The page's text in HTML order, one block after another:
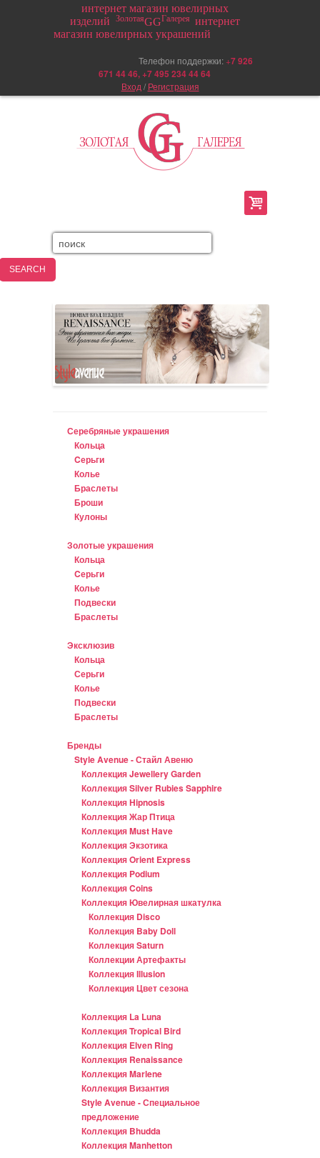
интернет магазин ювелирных
изделий
ЗолотаяGGГалерея интернет
магазин ювелирных украшений
Телефон поддержки: +7 926
671 44 46, +7 495 234 44 64
Вход / Регистрация
Серебряные украшения
Кольца
Cерьги
Колье
Браслеты
Броши
Кулоны
Золотые украшения
Кольца
Cерьги
Колье
Подвески
Браслеты
Эксклюзив
Кольца
Серьги
Колье
Подвески
Браслеты
Бренды
Style Avenue - Стайл Авеню
Коллекция Jewellery Garden
Коллекция Silver Rubies Sapphire
Коллекция Hipnosis
Коллекция Жар Птица
Коллекция Must Have
Коллекция Экзотика
Коллекция Orient Express
Коллекция Podium
Коллекция Coins
Коллекция Ювелирная шкатулка
Коллекция Disco
Коллекция Baby Doll
Коллекция Saturn
Коллекции Артефакты
Коллекция Illusion
Коллекция Цвет сезона
Коллекция La Luna
Коллекция Tropical Bird
Коллекция Elven Ring
Коллекция Renaissance
Коллекция Marlene
Коллекция Византия
Style Avenue - Специальное
предложение
Коллекция Bhudda
Коллекция Manhetton